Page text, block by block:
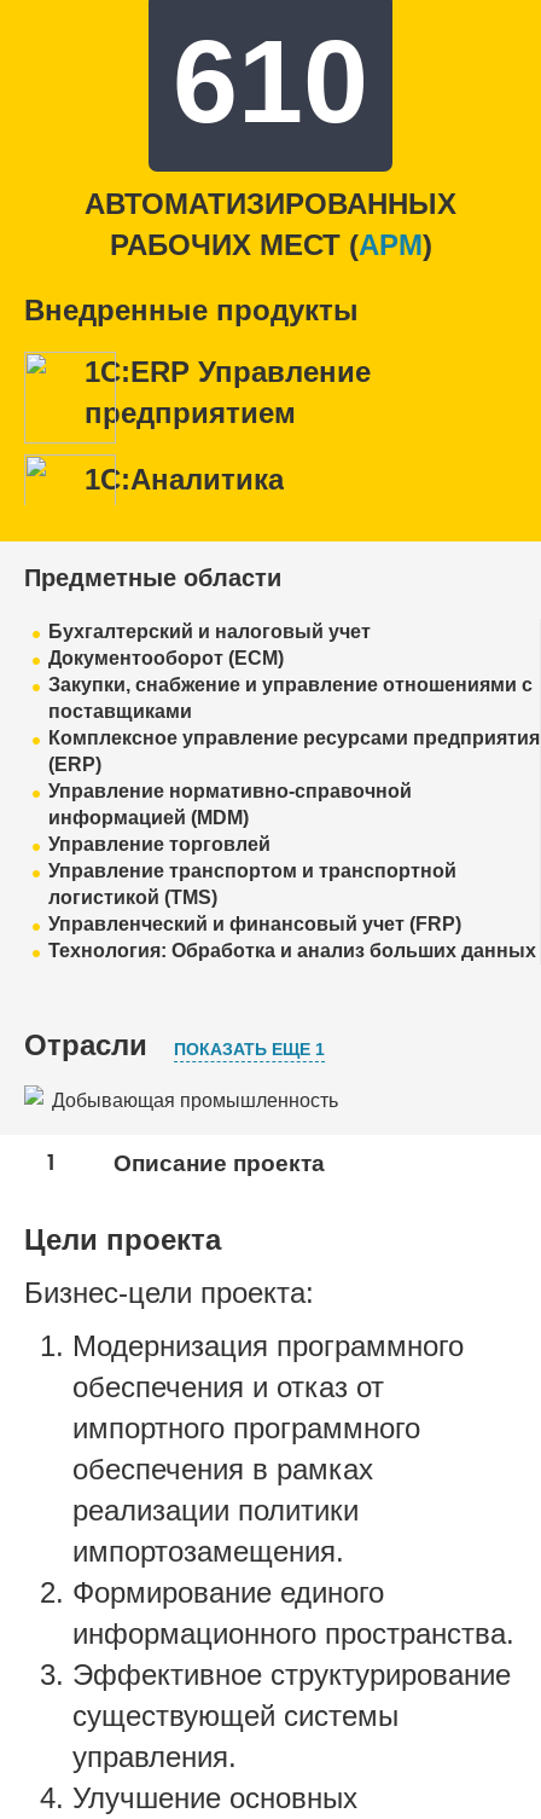
610
АВТОМАТИЗИРОВАННЫХ
РАБОЧИХ МЕСТ (APM)
Внедренные продукты
1С:ERP Управление
предприятием
1С:Аналитика
Предметные области
Бухгалтерский и налоговый учет
Документооборот (ECM)
Закупки, снабжение и управление отношениями с
поставщиками
Комплексное управление ресурсами предприятия
(ERP)
Управление нормативно-справочной
информацией (MDM)
Управление торговлей
Управление транспортом и транспортной
логистикой (TMS)
Управленческий и финансовый учет (FRP)
Технология: Обработка и анализ больших данных
Отрасли ПОКАЗАТЬ ЕЩЕ 1
Добывающая промышленность
Нефтяная, газовая промышленность
1 Описание проекта
Цели проекта
Бизнес-цели проекта:
Модернизация программного
обеспечения и отказ от
импортного программного
обеспечения в рамках
реализации политики
импортозамещения.
Формирование единого
информационного пространства.
Эффективное структурирование
существующей системы
управления.
Улучшение основных